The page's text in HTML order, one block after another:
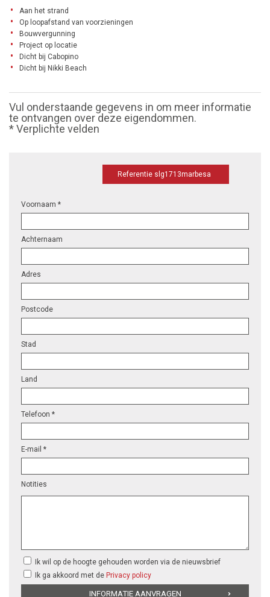
Aan het strand
Op loopafstand van voorzieningen
Bouwvergunning
Project op locatie
Dicht bij Cabopino
Dicht bij Nikki Beach
Vul onderstaande gegevens in om meer informatie
te ontvangen over deze eigendommen.
* Verplichte velden
Referentie slg1713marbesa
Voornaam *
Achternaam
Adres
Postcode
Stad
Land
Telefoon *
E-mail *
Notities
Ik wil op de hoogte gehouden worden via de nieuwsbrief
Ik ga akkoord met de Privacy policy